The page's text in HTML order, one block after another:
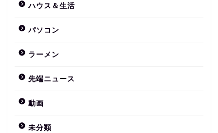
ハウス＆生活
パソコン
ラーメン
先端ニュース
動画
未分類